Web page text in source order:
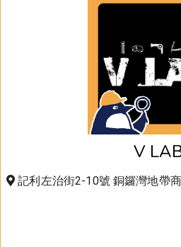
V
記利左治街2-10號 銅鑼灣地帶